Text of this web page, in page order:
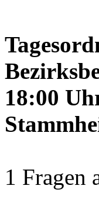
18:00
1 Fragen